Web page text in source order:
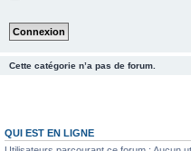
Cette catégorie n’a pas de forum.
QUI EST EN LIGNE